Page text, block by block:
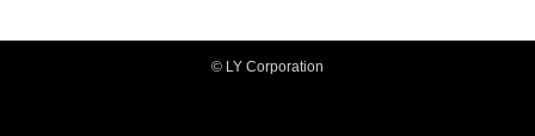
© LY Corporation